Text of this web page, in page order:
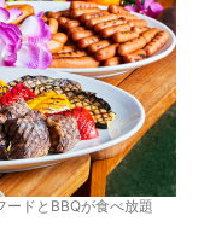
ードとBBQが食べ放題